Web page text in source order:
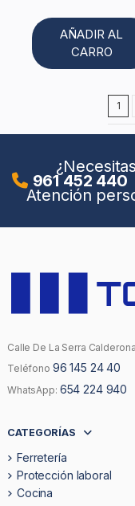
AÑADIR AL
CARRO
1
961 452 440
Atención
Calle De La Serra
Teléfono 96 145 24 40
WhatsApp: 654 224 940
CATEGORÍAS
Ferretería
Protección laboral
Cocina